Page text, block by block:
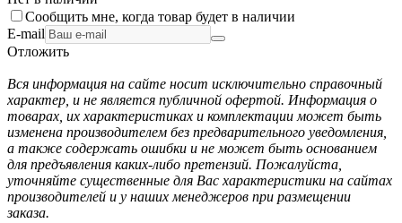
Сообщить мне, когда товар будет в наличии
E-mail
Отложить
Вся информация на сайте носит исключительно справочный
характер, и не является публичной офертой. Информация о
товарах, их характеристиках и комплектации может быть
изменена производителем без предварительного уведомления,
а также содержать ошибки и не может быть основанием
для предъявления каких-либо претензий. Пожалуйста,
уточняйте существенные для Вас характеристики на сайтах
производителей и у наших менеджеров при размещении
заказа.